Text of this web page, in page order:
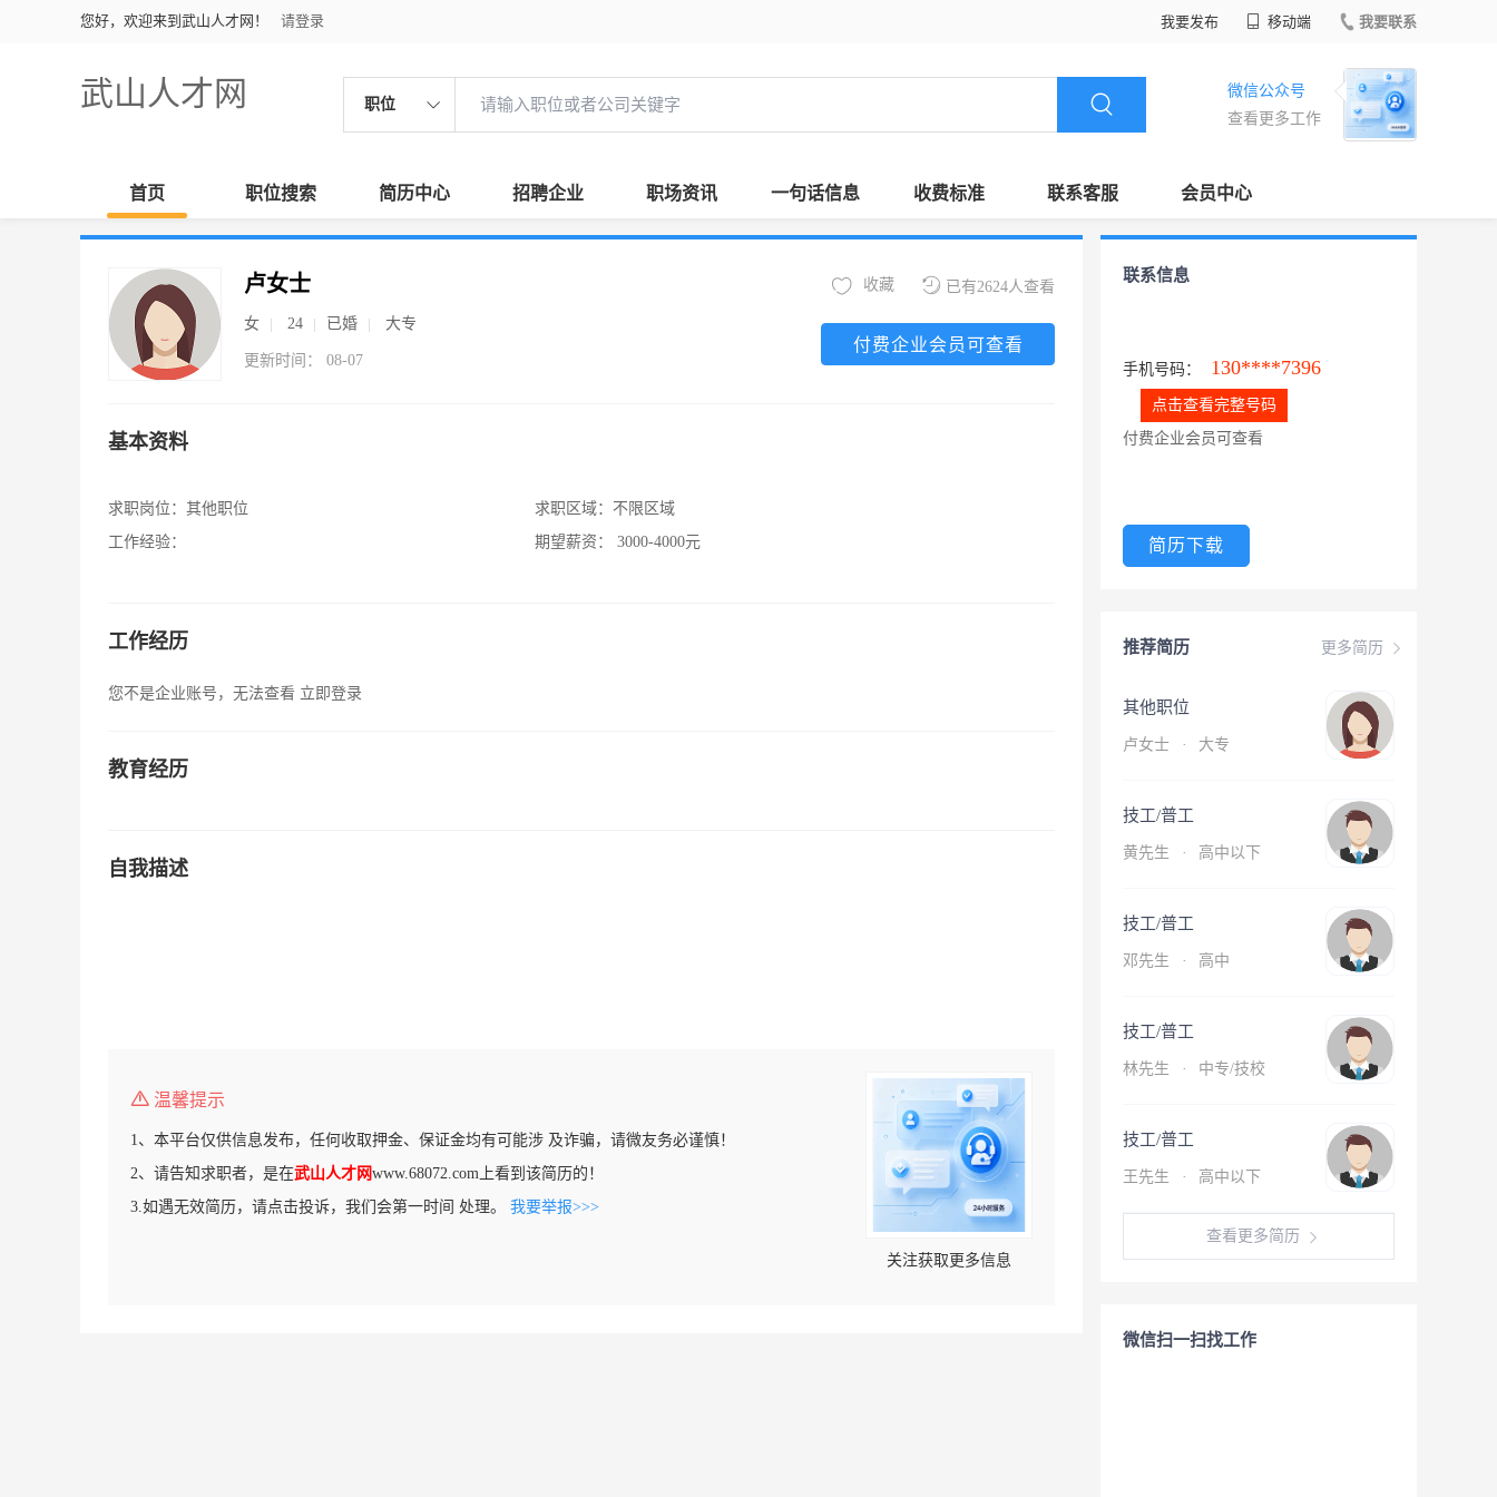
您好，欢迎来到武山人才网！ 请登录 我要发布 移动端 我要联系
武山人才网 职位
微信公众号
查看更多工作
首页 职位搜索 简历中心 招聘企业 职场资讯 一句话信息 收费标准 联系客服 会员中心
卢女士
女 24 已婚 大专
更新时间： 08-07
已有2624人查看
收藏
付费企业会员可查看
基本资料
求职岗位： 其他职位
工作经验：
求职区域： 不限区域
期望薪资：
3000-4000元
工作经历
您不是企业账号，无法查看 立即登录
教育经历
自我描述
温馨提示
1、本平台仅供信息发布，任何收取押金、保证金均有可能涉 及诈骗，请微友务必谨慎！
2、请告知求职者，是在武山人才网www.68072.com上看到该简历的！
3.如遇无效简历，请点击投诉，我们会第一时间 处理。 我要举报>>>
关注获取更多信息
联系信息
手机号码： 130****7396
点击查看完整号码
付费企业会员可查看
简历下载
更多简历
推荐简历
其他职位
卢女士 · 大专
技工/普工
黄先生 · 高中以下
技工/普工
邓先生 · 高中
技工/普工
林先生 · 中专/技校
技工/普工
王先生 · 高中以下
查看更多简历
微信扫一扫找工作